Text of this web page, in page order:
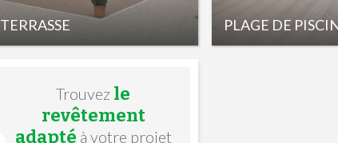
TERRASSE PLAGE DE
Trouvez le
revêtement
adapté à votre projet